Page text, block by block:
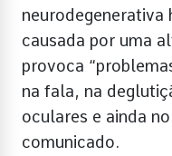
neurodegenerativa
causada por uma
provoca
na fala, na
oculares e ainda
comunicado.